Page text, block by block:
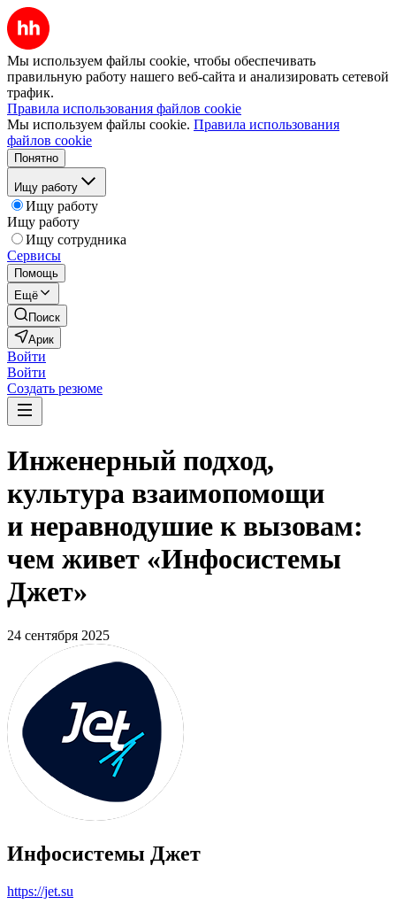
Мы используем файлы cookie, чтобы обеспечивать
правильную работу нашего веб-сайта и анализировать сетевой
трафик.
Правила использования файлов cookie
Мы используем файлы cookie. Правила использования
файлов cookie
Понятно
Ищу работу
Ищу работу
Ищу работу
Ищу сотрудника
Сервисы
Помощь
Ещё
Поиск
Арик
Войти
Войти
Создать резюме
Инженерный подход,
культура взаимопомощи
и неравнодушие к вызовам:
чем живет «Инфосистемы
Джет»
24 сентября 2025
Инфосистемы Джет
https://jet.su